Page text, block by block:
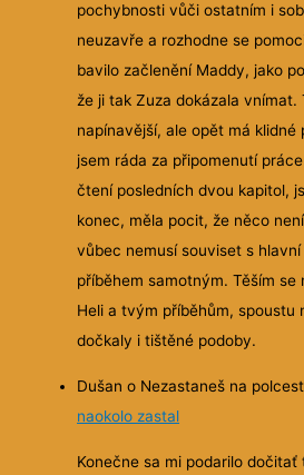
pochybnosti vůči ostatním i
neuzavře a rozhodne se
bavilo začlenění Maddy, jako
že ji tak Zuza dokázala vnímat.
napínavější, ale opět má klidné
jsem ráda za připomenutí
čtení posledních dvou kapitol,
konec, měla pocit, že něco
vůbec nemusí souviset s
příběhem samotným. Těším se
Heli a tvým příběhům,
dočkaly i tištěné podoby.
Dušan o Nezastaneš na
naokolo zastal
Konečne sa mi podarilo